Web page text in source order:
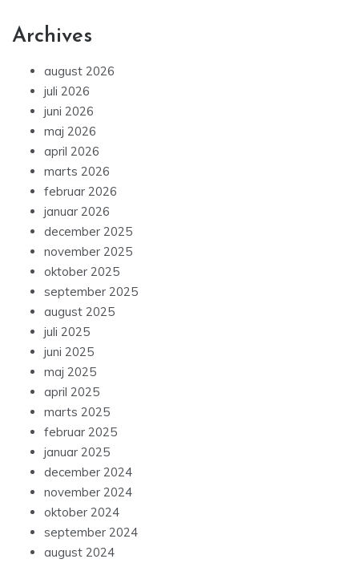
Archives
august 2026
juli 2026
juni 2026
maj 2026
april 2026
marts 2026
februar 2026
januar 2026
december 2025
november 2025
oktober 2025
september 2025
august 2025
juli 2025
juni 2025
maj 2025
april 2025
marts 2025
februar 2025
januar 2025
december 2024
november 2024
oktober 2024
september 2024
august 2024